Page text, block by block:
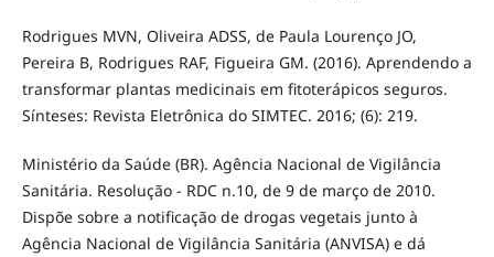
Rodrigues MVN, Oliveira ADSS, de Paula Lourenço JO,
Pereira B, Rodrigues RAF, Figueira GM. (2016). Aprendendo a
transformar plantas medicinais em fitoterápicos seguros.
Sínteses: Revista Eletrônica do SIMTEC. 2016; (6): 219.
Ministério da Saúde (BR). Agência Nacional de Vigilância
Sanitária. Resolução - RDC n.10, de 9 de março de 2010.
Dispõe sobre a notificação de drogas vegetais junto à
Agência Nacional de Vigilância Sanitária (ANVISA) e dá